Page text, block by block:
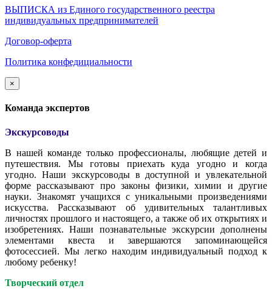
ВЫПИСКА из Единого государственного реестра
индивидуальных предпринимателей
Договор-оферта
Политика конфедициальности
×
Команда экспертов
Экскурсоводы
В нашей команде только профессионалы, любящие детей и
путешествия. Мы готовы приехать куда угодно и когда
угодно. Наши экскурсоводы в доступной и увлекательной
форме рассказывают про законы физики, химии и другие
науки. Знакомят учащихся с уникальными произведениями
искусства. Рассказывают об удивительных талантливых
личностях прошлого и настоящего, а также об их открытиях и
изобретениях. Наши познавательные экскурсии дополнены
элементами квеста и завершаются запоминающейся
фотосессией. Мы легко находим индивидуальный подход к
любому ребенку!
Творческий отдел